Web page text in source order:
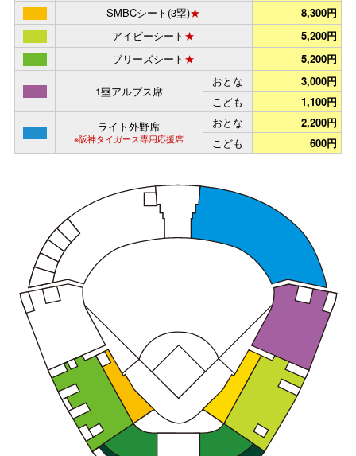
SMBCシート(3塁)★
8,300円
アイビーシート ★
5,200円
ブリーズシート ★ 5,200円
1塁アルプス席
おとな
3,000円
こども
1,100円
ライト外野席
※阪神タイガース専用応援席
おとな
2,200円
こども
600円